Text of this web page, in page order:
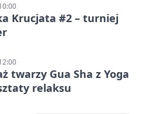
Krucjata #2 – turniej
twarzy Gua Sha z Yoga
relaksu